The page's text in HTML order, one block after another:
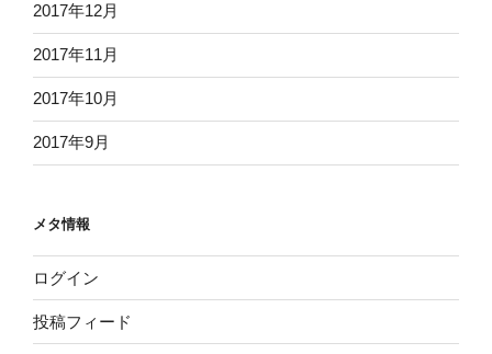
2017年12月
2017年11月
2017年10月
2017年9月
メタ情報
ログイン
投稿フィード